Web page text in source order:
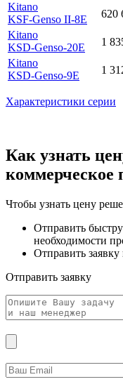
Kitano
KSF-Genso II-8E
620
Kitano
KSD-Genso-20E
1
Kitano
KSD-Genso-9E
1
Характеристики серии
Как узнать
коммерческое
Чтобы узнать цену
Отправить
необходимости
Отправить заявку
Отправить заявку